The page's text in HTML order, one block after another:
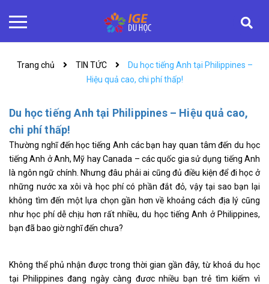
Trang chủ TIN TỨC
Du học tiếng Anh tại Philippines –
Hiệu quả cao, chi phí thấp!
Du học tiếng Anh tại Philippines – Hiệu quả cao,
chi phí thấp!
Thường nghĩ đến học tiếng Anh các bạn hay quan tâm đến du học
tiếng Anh ở Anh, Mỹ hay Canada – các quốc gia sử dụng tiếng Anh
là ngôn ngữ chính. Nhưng đâu phải ai cũng đủ điều kiện để đi học ở
những nước xa xôi và học phí có phần đắt đỏ, vậy tại sao bạn lại
không tìm đến một lựa chọn gần hơn về khoảng cách địa lý cũng
như học phí dễ chịu hơn rất nhiều, du học tiếng Anh ở Philippines,
bạn đã bao giờ nghĩ đến chưa?
Không thể phủ nhận được trong thời gian gần đây, từ khoá du học
tại Philippines đang ngày càng đươc nhiều bạn trẻ tìm kiếm vì